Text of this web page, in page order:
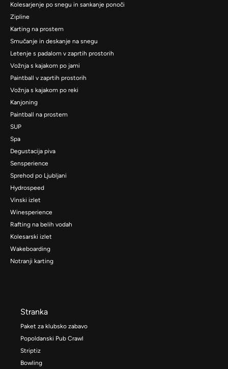
Kolesarjenje po snegu in sankanje ponoči
Zipline
Karting na prostem
Smučanje in deskanje na snegu
Letenje s padalom v zaprtih prostorih
Vožnja s kajakom po jami
Paintball v zaprtih prostorih
Vožnja s kajakom po reki
Kanjoning
Paintball na prostem
SUP
Spa
Degustacija piva
Sensperience
Sprehod po Ljubljani
Hydrospeed
Vinski izlet
Winesperience
Rafting na belih vodah
Kolesarski izlet
Wakeboarding
Notranji karting
Stranka
Paket za klubsko zabavo
Popoldanski Pub Crawl
Striptiz
Bowling